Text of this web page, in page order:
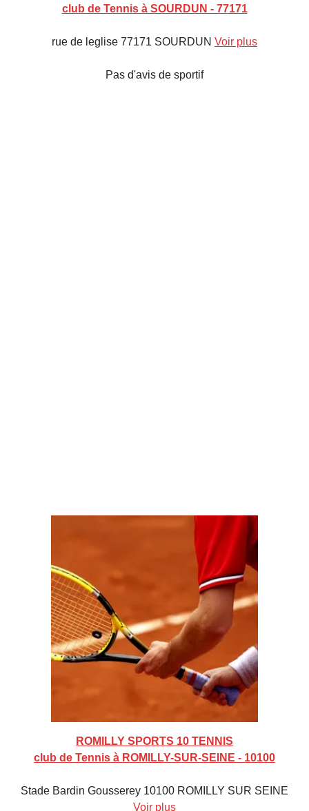
club de Tennis à SOURDUN - 77171
rue de leglise 77171 SOURDUN Voir plus
Pas d'avis de sportif
ROMILLY SPORTS 10 TENNIS
club de Tennis à ROMILLY-SUR-SEINE - 10100
Stade Bardin Gousserey 10100 ROMILLY SUR SEINE
Voir plus